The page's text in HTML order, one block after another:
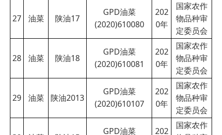
27 油菜 陕油17
GPD油菜
(2020)610080
202
0年
国家农作
物品种审
定委员会
28 油菜 陕油18
GPD油菜
(2020)610081
202
0年
国家农作
物品种审
定委员会
29 油菜 陕油2013
GPD油菜
(2020)610107
202
0年
国家农作
物品种审
定委员会
GPD油菜
202
国家农作